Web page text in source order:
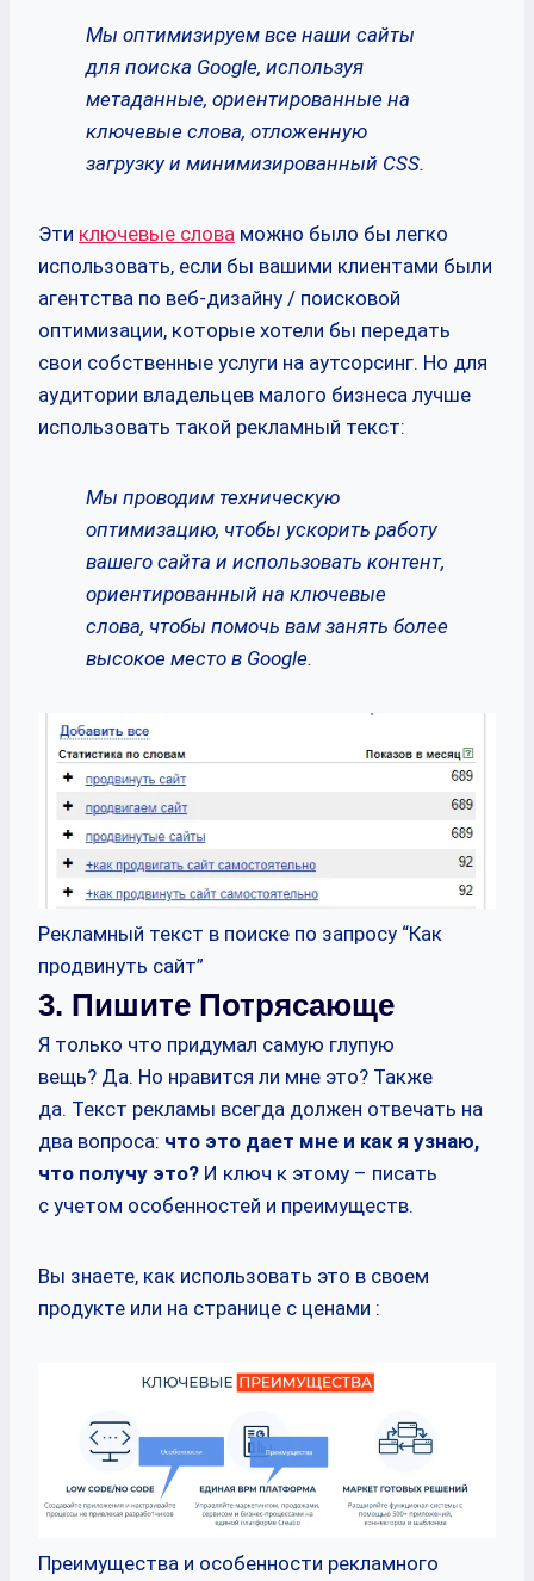
Мы оптимизируем все наши сайты
для поиска Google, используя
метаданные, ориентированные на
ключевые слова, отложенную
загрузку и минимизированный CSS.
Эти ключевые слова можно было бы легко
использовать, если бы вашими клиентами были
агентства по веб-дизайну / поисковой
оптимизации, которые хотели бы передать
свои собственные услуги на аутсорсинг. Но для
аудитории владельцев малого бизнеса лучше
использовать такой рекламный текст:
Мы проводим техническую
оптимизацию, чтобы ускорить работу
вашего сайта и использовать контент,
ориентированный на ключевые
слова, чтобы помочь вам занять более
высокое место в Google.
Рекламный текст в поиске по запросу “Как
продвинуть сайт”
3. Пишите Потрясающе
Я только что придумал самую глупую
вещь? Да. Но нравится ли мне это? Также
да. Текст рекламы всегда должен отвечать на
два вопроса: что это дает мне и как я узнаю,
что получу это? И ключ к этому – писать
с учетом особенностей и преимуществ.
Вы знаете, как использовать это в своем
продукте или на странице с ценами :
Преимущества и особенности рекламного